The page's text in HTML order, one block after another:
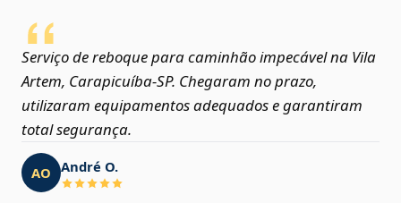
Serviço de reboque para caminhão impecável na Vila
Artem, Carapicuíba‑SP. Chegaram no prazo,
utilizaram equipamentos adequados e garantiram
total segurança.
AO André O.